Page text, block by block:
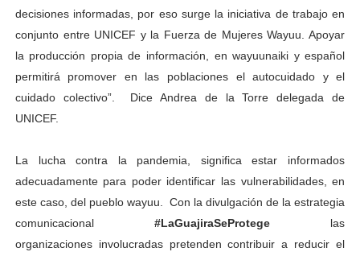
decisiones informadas, por eso surge la iniciativa de trabajo en
conjunto entre UNICEF y la Fuerza de Mujeres Wayuu. Apoyar
la producción propia de información, en wayuunaiki y español
permitirá promover en las poblaciones el autocuidado y el
cuidado colectivo”. Dice Andrea de la Torre delegada de
UNICEF.
La lucha contra la pandemia, significa estar informados
adecuadamente para poder identificar las vulnerabilidades, en
este caso, del pueblo wayuu. Con la divulgación de la estrategia
comunicacional #LaGuajiraSeProtege las
organizaciones involucradas pretenden contribuir a reducir el